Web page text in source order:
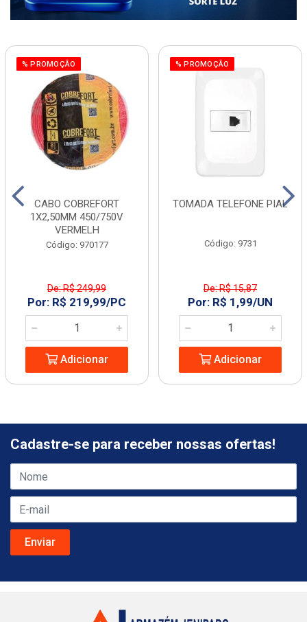
% PROMOÇÃO
CABO COBREFORT
1X2,50MM 450/750V
VERMELH
Código: 970177
De: R$ 249,99
Por: R$ 219,99/PC
Adicionar
% PROMOÇÃO
TOMADA TELEFONE PIAL
Código: 9731
De: R$ 15,87
Por: R$ 1,99/UN
Adicionar
Cadastre-se para receber nossas ofertas!